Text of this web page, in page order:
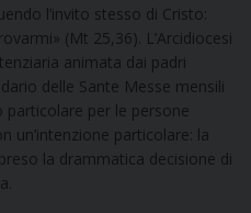
l’invito stesso di Cristo:
(Mt 25,36). L’Arcidiocesi
animata dai padri
delle Sante Messe mensili
particolare per le persone
un’intenzione particolare: la
la drammatica decisione di